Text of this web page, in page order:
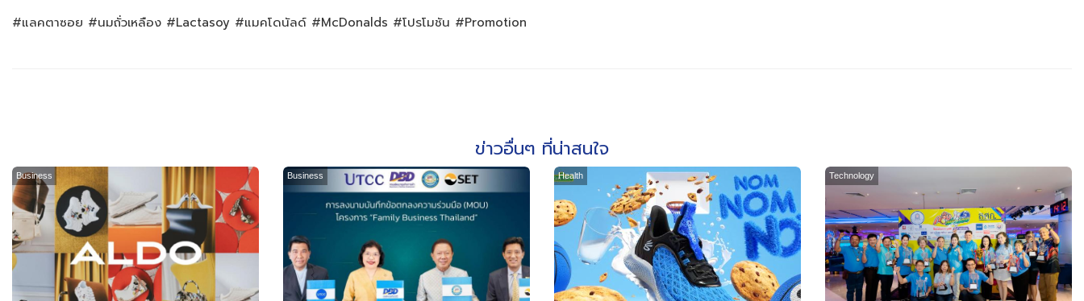
#แลคตาซอย #นมถั่วเหลือง #Lactasoy #แมคโดนัลด์ #McDonalds #โปรโมชัน #Promotion
ข่าวอื่นๆ ที่น่าสนใจ
Business Business Health Technology